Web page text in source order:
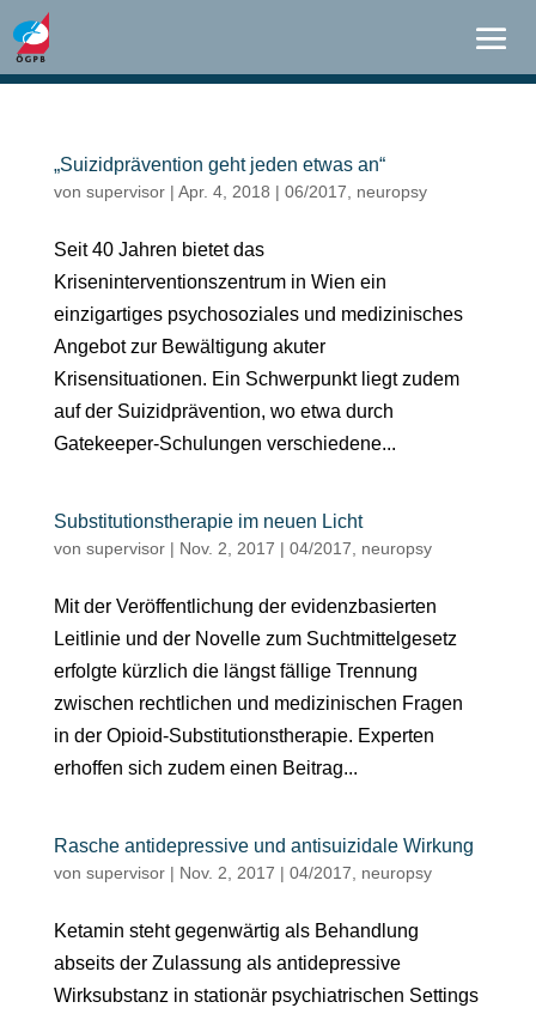
„Suizidprävention geht jeden etwas an“
von supervisor| Apr. 4, 2018 | 06/2017 neuropsy
Seit 40 Jahren bietet das
Kriseninterventionszentrum in Wien ein
einzigartiges psychosoziales und medizinisches
Angebot zur Bewältigung akuter
Krisensituationen. Ein Schwerpunkt liegt zudem
auf der Suizidprävention, wo etwa durch
Gatekeeper-Schulungen verschiedene...
Substitutionstherapie im neuen Licht
von supervisor| Nov. 2, 2017 | 04/2017 neuropsy
Mit der Veröffentlichung der evidenzbasierten
Leitlinie und der Novelle zum Suchtmittelgesetz
erfolgte kürzlich die längst fällige Trennung
zwischen rechtlichen und medizinischen Fragen
in der Opioid-Substitutionstherapie. Experten
erhoffen sich zudem einen Beitrag...
Rasche antidepressive und antisuizidale Wirkung
von supervisor| Nov. 2, 2017 | 04/2017 neuropsy
Ketamin steht gegenwärtig als Behandlung
abseits der Zulassung als antidepressive
Wirksubstanz in stationär psychiatrischen Settings